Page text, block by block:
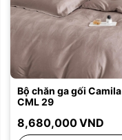
Bộ chăn ga gối Camila
CML 29
8,680,000VND